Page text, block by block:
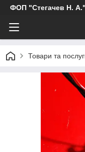
ФОП "Стегачев Н. А."
Товари та